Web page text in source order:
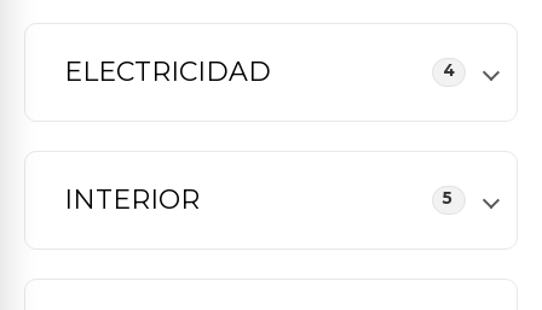
ELECTRICIDAD 4
INTERIOR 5